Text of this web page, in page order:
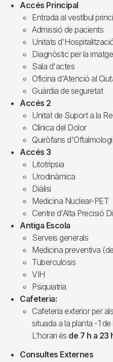
Accés Principal
Entrada al vestíbul
Admissió de pacients
Unitats
Diagnòstic per la imatge
Sala d'actes
Oficina d'Atenció al
Guàrdia de seguretat
Accés 2
Unitat de Suport a la
Clínica del Dolor
Quiròfans
Accés 3
Litotripsia
Urodinàmica
Diàlisi
Medicina Nuclear-PET
Centre d'Alta Precisió
Antiga Escola
Serveis generals
Medicina preventiva
Tuberculosis
VIH
Psiquiatria
Cafeteria:
Cafeteria exterior per
situada a la planta -1
L’horari és de 7 h a 23
Consultes Externes